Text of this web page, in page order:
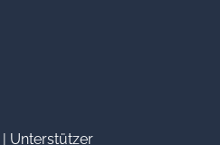
| Unterstützer